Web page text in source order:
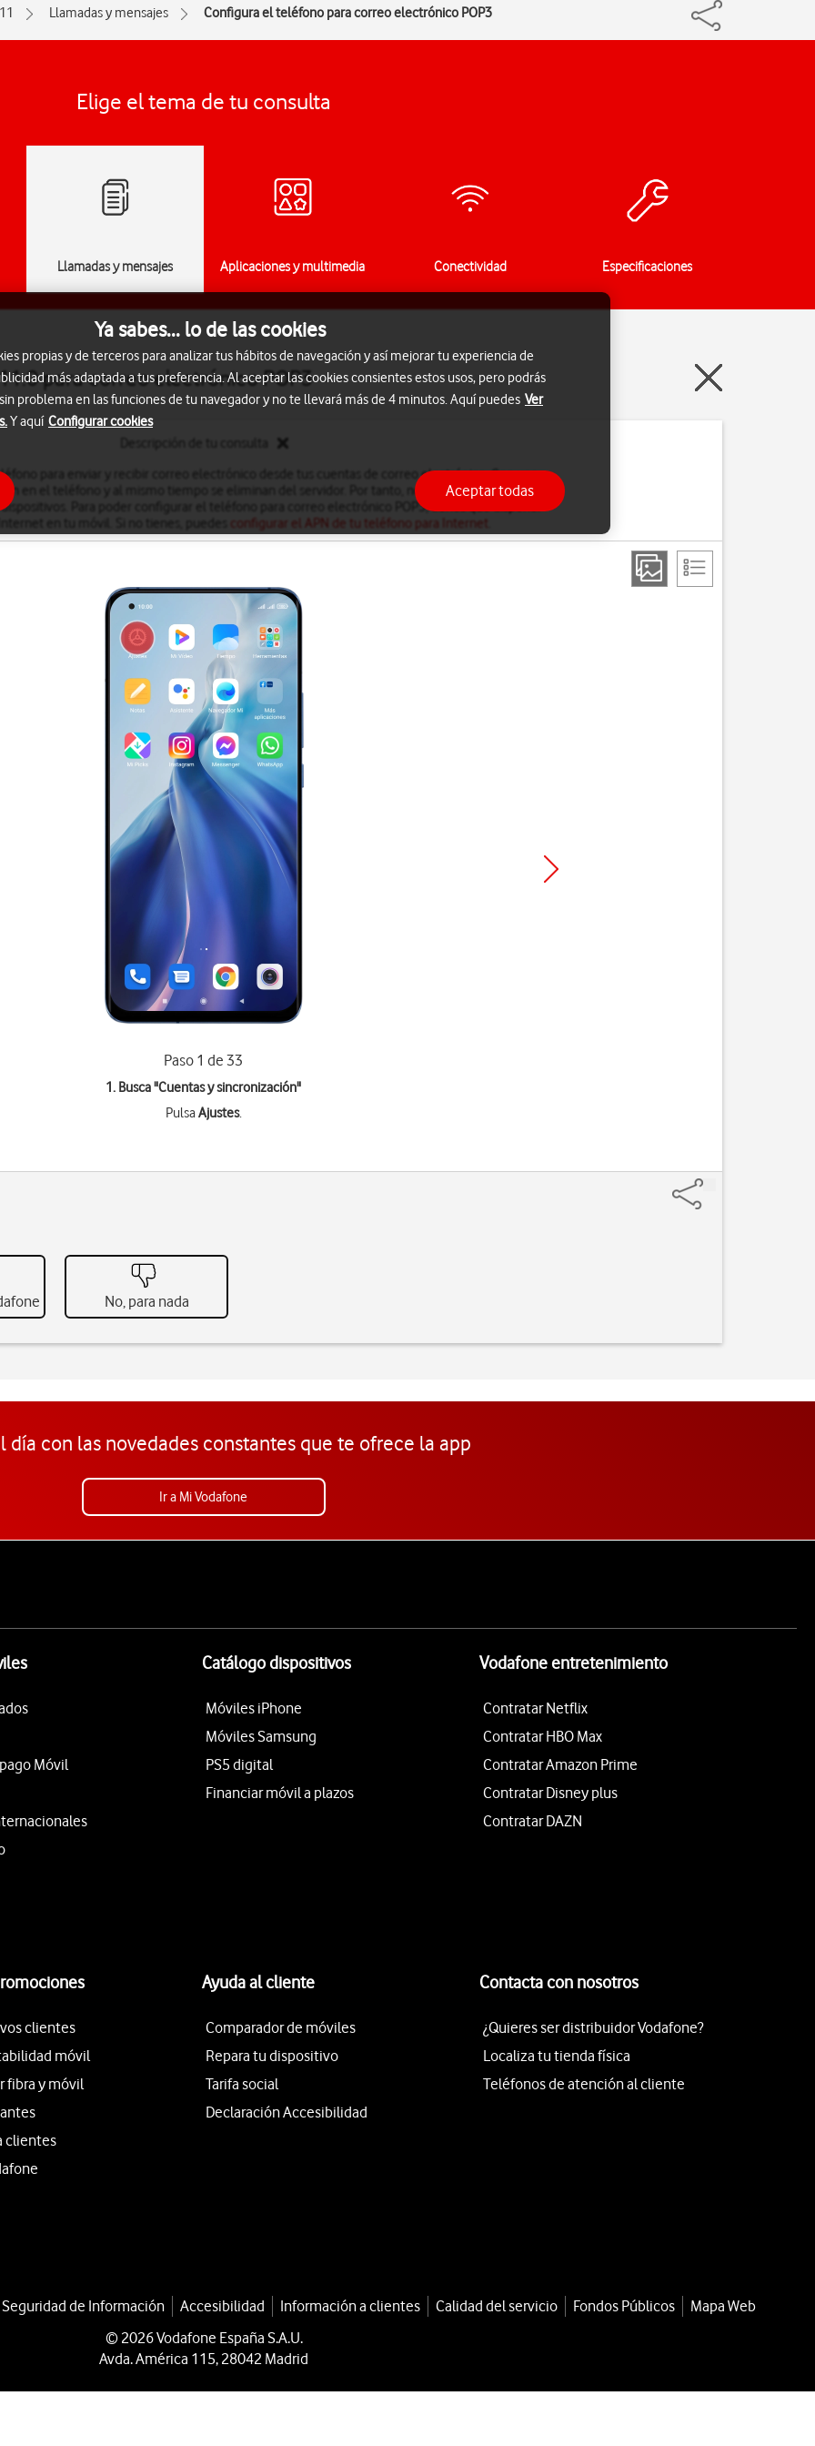
Llamadas y mensajes Configura el teléfono para correo electrónico POP3
Elige el tema de tu consulta
Llamadas y mensajes Aplicaciones y multimedia Conectividad Especificaciones
para correo electrónico POP3
para enviar y recibir correo electrónico desde tus cuentas de correo electrónico. Con una
en el teléfono y al mismo tiempo se eliminan del servidor. Por tanto, no es posible acceder a
Para poder configurar el teléfono para correo electrónico POP3, tienes que disponer
configurar el APN de tu teléfono para Internet
Paso 1 de 33
1. Busca "Cuentas y sincronización"
PulsaAjustes.
No, para nada
día con las novedades constantes que te ofrece la app
Ir a Mi Vodafone
Móvil
Catálogo dispositivos
Móviles iPhone
Móviles Samsung
PS5 digital
Financiar móvil a plazos
Vodafone entretenimiento
Contratar Netflix
Contratar HBO Max
Contratar Amazon Prime
Contratar Disney plus
Contratar DAZN
clientes
móvil
fibra y móvil
clientes
Ayuda al cliente
Comparador de móviles
Repara tu dispositivo
Tarifa social
Declaración Accesibilidad
Contacta con nosotros
¿Quieres ser distribuidor Vodafone?
Localiza tu tienda física
Teléfonos de atención al cliente
de Información Accesibilidad Información a clientes Calidad del servicio Fondos Públicos
Mapa Web
© 2026 Vodafone España S.A.U.
Avda. América 115, 28042 Madrid
Ya sabes... lo de las cookies
propias y de terceros para analizar tus hábitos de navegación y así mejorar tu experiencia de
más adaptada a tus preferencia. Al aceptar las cookies consientes estos usos, pero podrás
problema en las funciones de tu navegador y no te llevará más de 4 minutos. Aquí puedes Ver
Y aquí Configurar cookies
Aceptar todas